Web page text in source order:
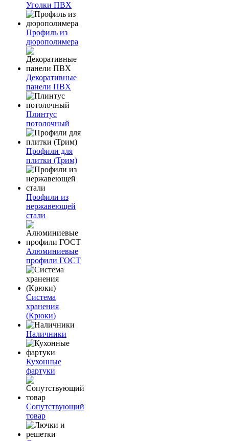
Уголки ПВХ
Профиль из
дюрополимера
Декоративные
панели ПВХ
Плинтус
потолочный
Профили для
плитки (Трим)
Профили из
нержавеющей
стали
Алюминиевые
профили ГОСТ
Система
хранения
(Крюки)
Наличники
Кухонные
фартуки
Сопутствующий
товар